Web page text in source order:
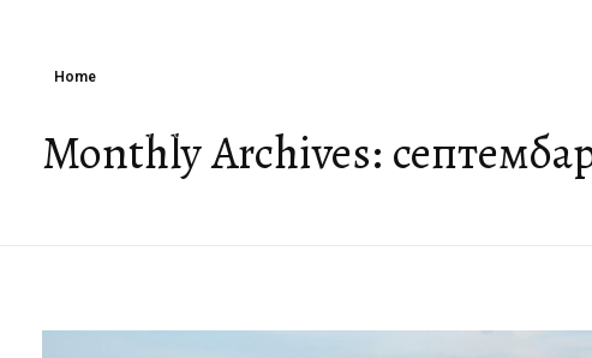
Home
Monthly Archives: